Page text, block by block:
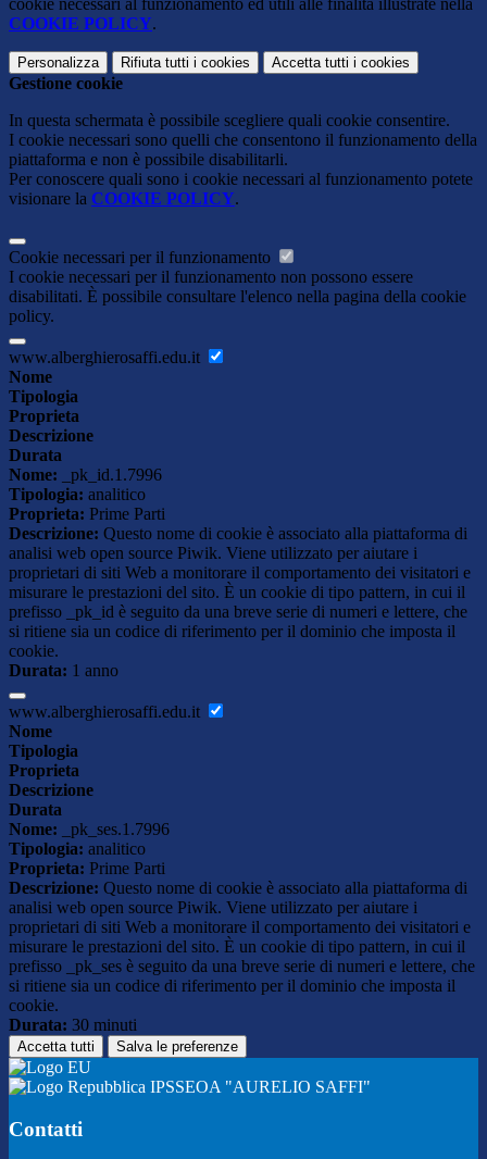
cookie necessari al funzionamento ed utili alle finalità illustrate nella
COOKIE POLICY.
Personalizza Rifiuta tutti i cookies Accetta tutti i cookies
Gestione cookie
In questa schermata è possibile scegliere quali cookie consentire.
I cookie necessari sono quelli che consentono il funzionamento della
piattaforma e non è possibile disabilitarli.
Per conoscere quali sono i cookie necessari al funzionamento potete
visionare la COOKIE POLICY.
Cookie necessari per il funzionamento
I cookie necessari per il funzionamento non possono essere
disabilitati. È possibile consultare l'elenco nella pagina della cookie
policy.
www.alberghierosaffi.edu.it
Nome
Tipologia
Proprieta
Descrizione
Durata
Nome: _pk_id.1.7996
Tipologia: analitico
Proprieta: Prime Parti
Descrizione: Questo nome di cookie è associato alla piattaforma di
analisi web open source Piwik. Viene utilizzato per aiutare i
proprietari di siti Web a monitorare il comportamento dei visitatori e
misurare le prestazioni del sito. È un cookie di tipo pattern, in cui il
prefisso _pk_id è seguito da una breve serie di numeri e lettere, che
si ritiene sia un codice di riferimento per il dominio che imposta il
cookie.
Durata: 1 anno
www.alberghierosaffi.edu.it
Nome
Tipologia
Proprieta
Descrizione
Durata
Nome: _pk_ses.1.7996
Tipologia: analitico
Proprieta: Prime Parti
Descrizione: Questo nome di cookie è associato alla piattaforma di
analisi web open source Piwik. Viene utilizzato per aiutare i
proprietari di siti Web a monitorare il comportamento dei visitatori e
misurare le prestazioni del sito. È un cookie di tipo pattern, in cui il
prefisso _pk_ses è seguito da una breve serie di numeri e lettere, che
si ritiene sia un codice di riferimento per il dominio che imposta il
cookie.
Durata: 30 minuti
Accetta tutti Salva le preferenze
IPSSEOA "AURELIO SAFFI"
Contatti